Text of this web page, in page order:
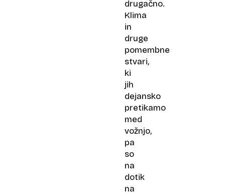
drugačno.
Klima
in
druge
pomembne
stvari,
ki
jih
dejansko
pretikamo
med
vožnjo,
pa
so
na
dotik
na